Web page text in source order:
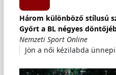
Három különböző stílusú
Győrt a BL négyes
Nemzeti Sport Online
Jön a női kézilabda